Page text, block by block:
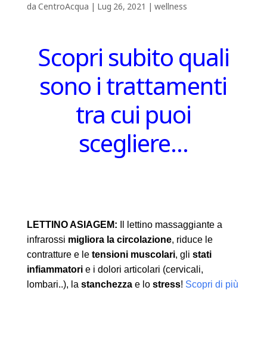
daCentroAcqua | Lug 26, 2021 | wellness
Scopri subito quali
sono i trattamenti
tra cui puoi
scegliere…
LETTINO ASIAGEM:
Il lettino massaggiante a
infrarossi migliora la circolazione, riduce le
contratture e le tensioni muscolari, gli stati
infiammatori e i dolori articolari (cervicali,
lombari..), la stanchezzae lo stress! Scopri di più